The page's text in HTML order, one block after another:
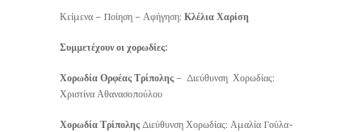
Κείμενα – Ποίηση – Αφήγηση: Κλέλια Χαρίση
Συμμετέχουν οι χορωδίες:
Χορωδία Ορφέας Τρίπολης – Διεύθυνση Χορωδίας:
Χριστίνα Αθανασοπούλου
Χορωδία Τρίπολης Διεύθυνση Χορωδίας: Αμαλία Γούλα-